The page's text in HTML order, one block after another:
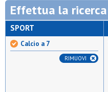
Effettua la ricerca
SPORT
Calcio a 7
RIMUOVI